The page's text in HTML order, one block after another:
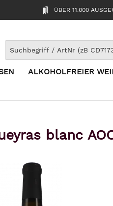
ÜBER 11.000
ALKOHOLFREIER
blanc